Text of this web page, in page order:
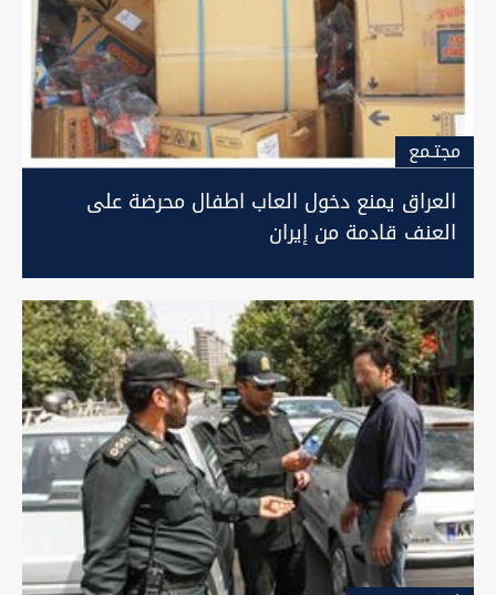
مجتـمع
العراق يمنع دخول العاب اطفال محرضة على
العنف قادمة من إيران